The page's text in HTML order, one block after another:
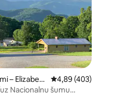
414
– Elizabeth
Prosječna ocjena:
4,89 (403)
Nacionalnu šumu